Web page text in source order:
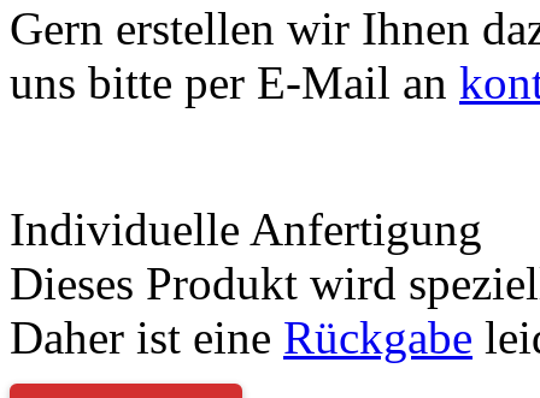
Gern erstellen wir Ihnen
uns bitte per E-Mail an
Individuelle Anfertigung
Dieses Produkt wird
Daher ist eine Rückgabe